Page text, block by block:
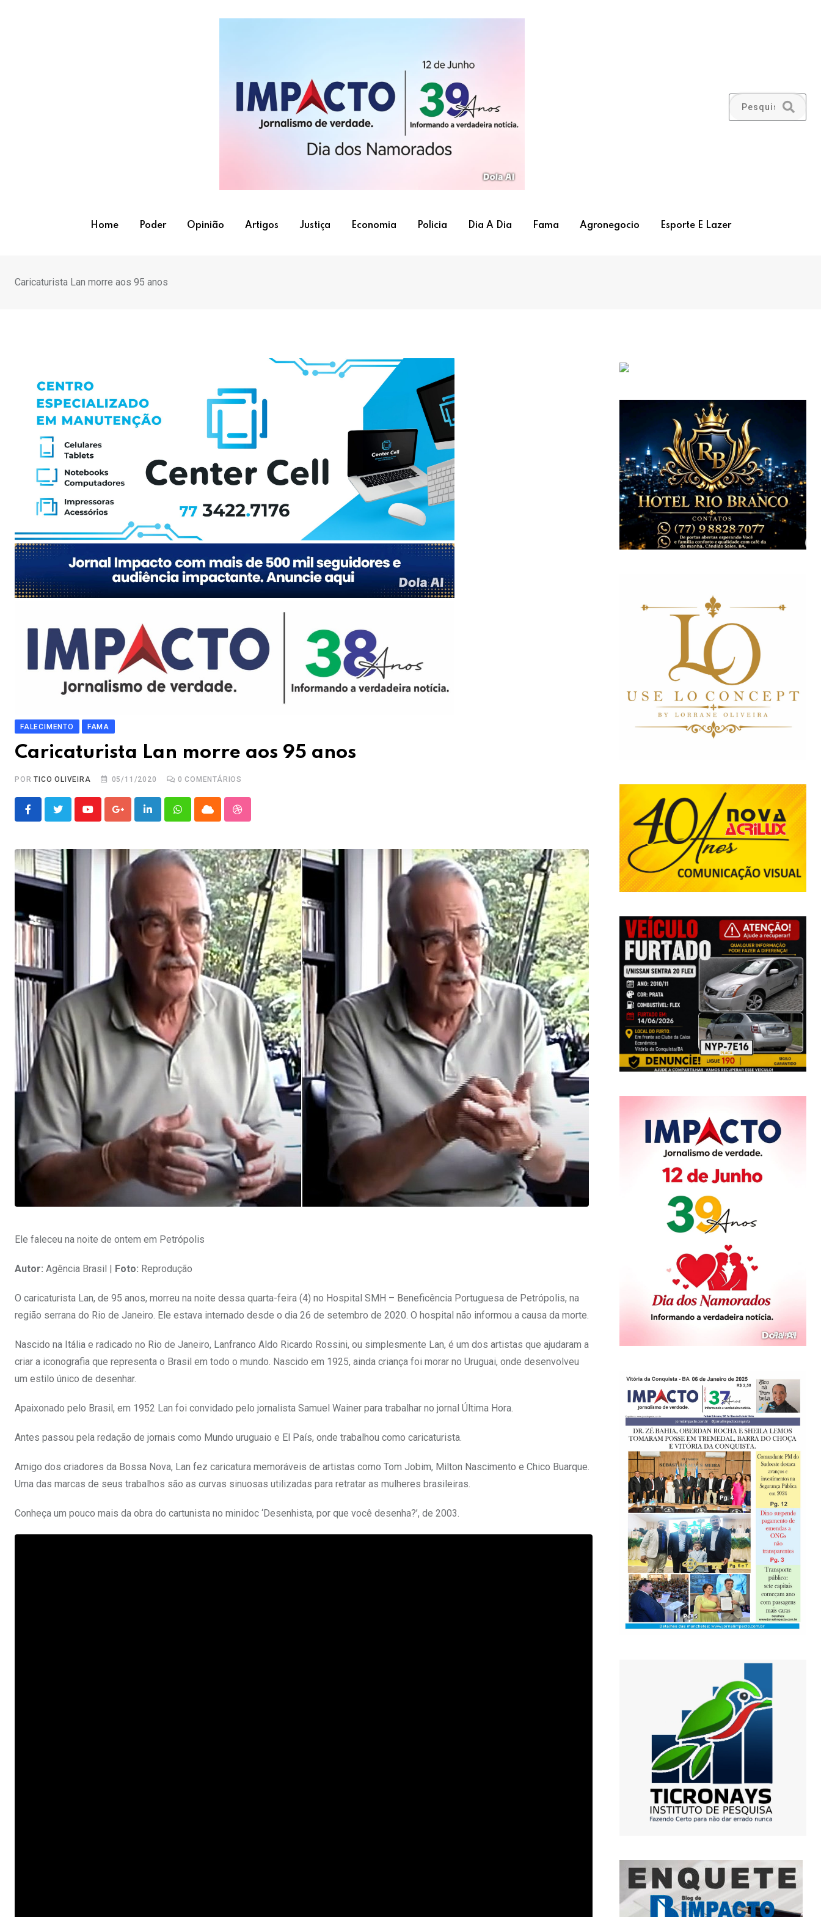
Home Poder Opinião Artigos Justiça Economia Policia Dia A Dia Fama Agronegocio Esporte E Lazer
Caricaturista Lan morre aos 95 anos
FALECIMENTO FAMA
Caricaturista Lan morre aos 95 anos
PORTICO OLIVEIRA 05/11/2020 0 COMENTÁRIOS
YoutubeGoogle+LinkedInWhatsappCloud StumbleUpon
Ele faleceu na noite de ontem em Petrópolis
Autor: Agência Brasil | Foto: Reprodução
O caricaturista Lan, de 95 anos, morreu na noite dessa quarta-feira (4) no Hospital SMH – Beneficência Portuguesa de Petrópolis, na
região serrana do Rio de Janeiro. Ele estava internado desde o dia 26 de setembro de 2020. O hospital não informou a causa da morte.
Nascido na Itália e radicado no Rio de Janeiro, Lanfranco Aldo Ricardo Rossini, ou simplesmente Lan, é um dos artistas que ajudaram a
criar a iconografia que representa o Brasil em todo o mundo. Nascido em 1925, ainda criança foi morar no Uruguai, onde desenvolveu
um estilo único de desenhar.
Apaixonado pelo Brasil, em 1952 Lan foi convidado pelo jornalista Samuel Wainer para trabalhar no jornal Última Hora.
Antes passou pela redação de jornais como Mundo uruguaio e El País, onde trabalhou como caricaturista.
Amigo dos criadores da Bossa Nova, Lan fez caricatura memoráveis de artistas como Tom Jobim, Milton Nascimento e Chico Buarque.
Uma das marcas de seus trabalhos são as curvas sinuosas utilizadas para retratar as mulheres brasileiras.
Conheça um pouco mais da obra do cartunista no minidoc ‘Desenhista, por que você desenha?’, de 2003.